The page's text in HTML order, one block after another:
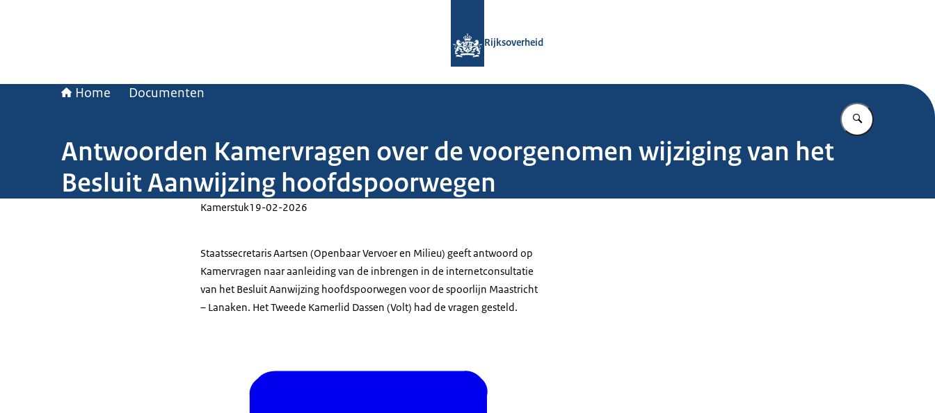
Rijksoverheid
Home Documenten
Vul in wat u
Antwoorden Kamervragen over de voorgenomen wijziging van het
Besluit Aanwijzing hoofdspoorwegen
Kamerstuk19-02-2026
Staatssecretaris Aartsen (Openbaar Vervoer en Milieu) geeft antwoord op
Kamervragen naar aanleiding van de inbrengen in de internetconsultatie
van het Besluit Aanwijzing hoofdspoorwegen voor de spoorlijn Maastricht
– Lanaken. Het Tweede Kamerlid Dassen (Volt) had de vragen gesteld.